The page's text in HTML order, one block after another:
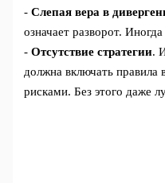
-Слепая вера в
означает разворот.
-Отсутствие стратегии.
должна включать правила
рисками. Без этого даже